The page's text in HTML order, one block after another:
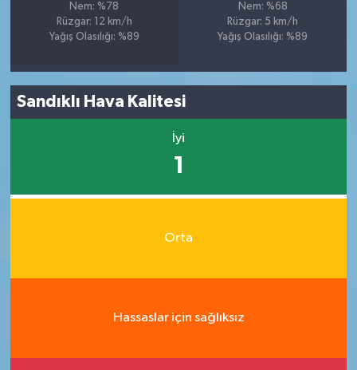
Nem: %78
Rüzgar: 12 km/h
Yağış Olasılığı: %89
Nem: %68
Rüzgar: 5 km/h
Yağış Olasılığı: %89
Sandıklı Hava Kalitesi
İyi
1
Orta
Hassaslar için sağlıksız